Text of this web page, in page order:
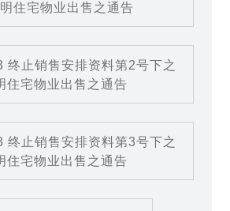
住宅物业出售之通告
终止销售安排资料第2号下之
住宅物业出售之通告
终止销售安排资料第3号下之
住宅物业出售之通告